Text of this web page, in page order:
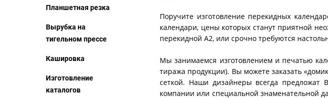
Планшетная резка
Вырубка на
тигельном прессе
Кашировка
Изготовление
каталогов
Поручите изготовление перекидных
календари, цены которых станут приятной
перекидной А2, или срочно требуются
Мы занимаемся изготовлением и печатью
тиража продукции). Вы можете заказать
сеткой. Наши дизайнеры всегда предложат
компании или специальной знаменательной